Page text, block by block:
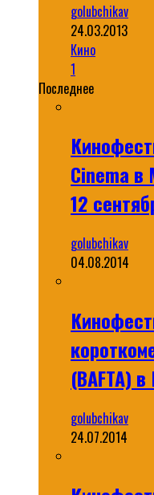
golubchikav
24.03.2013
Кино
1
Последнее
Cinema
12
golubchikav
04.08.2014
(BAFTA)
golubchikav
24.07.2014